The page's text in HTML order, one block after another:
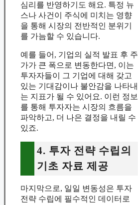
심리를 반영하기도 해요. 특정 뉴
스나 사건이 주식에 미치는 영향
을 통해 시장의 전반적인 분위기
를 가늠할 수 있습니다.
예를 들어, 기업의 실적 발표 후 주
가가 큰 폭으로 변동한다면, 이는
투자자들이 그 기업에 대해 갖고
있는 기대감이나 불안감을 나타내
는 지표가 될 수 있어요. 이런 정보
를 통해 투자자는 시장의 흐름을
파악하고, 더 나은 결정을 내릴 수
있죠.
4. 투자 전략 수립의
기초 자료 제공
마지막으로, 일일 변동성은 투자
전략 수립에 필수적인 데이터로